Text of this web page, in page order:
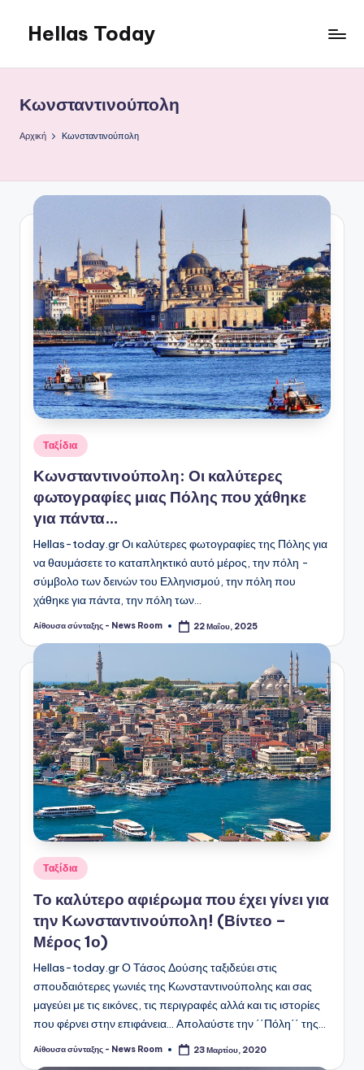
Μετάβαση
περιεχόμενο
Hellas Today
Κωνσταντινούπολη
Αρχική Κωνσταντινούπολη
Αναρτήθηκε
σε
Ταξίδια
Κωνσταντινούπολη: Οι καλύτερες
φωτογραφίες μιας Πόλης που χάθηκε
για πάντα…
Hellas-today.gr Οι καλύτερες φωτογραφίες της Πόλης για
να θαυμάσετε το καταπληκτικό αυτό μέρος, την πόλη -
σύμβολο των δεινών του Ελληνισμού, την πόλη που
χάθηκε για πάντα, την πόλη των…
Συγγραφέας:
Αίθουσα σύνταξης - News Room 22 Μαΐου, 2025
Αναρτήθηκε
σε
Ταξίδια
Το καλύτερο αφιέρωμα που έχει γίνει για
την Κωνσταντινούπολη! (Βίντεο –
Μέρος 1ο)
Hellas-today.gr Ο Τάσος Δούσης ταξιδεύει στις
σπουδαιότερες γωνιές της Κωνσταντινούπολης και σας
μαγεύει με τις εικόνες, τις περιγραφές αλλά και τις ιστορίες
που φέρνει στην επιφάνεια... Απολαύστε την ΄΄Πόλη΄΄ της…
Συγγραφέας:
Αίθουσα σύνταξης - News Room 23 Μαρτίου, 2020